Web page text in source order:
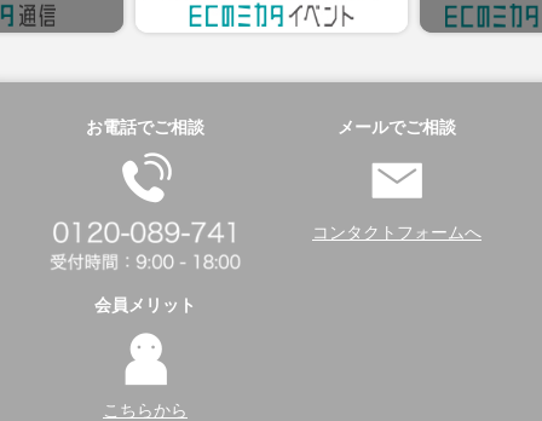
お電話でご相談 メールでご相談
コンタクトフォームへ
会員メリット
こちらから